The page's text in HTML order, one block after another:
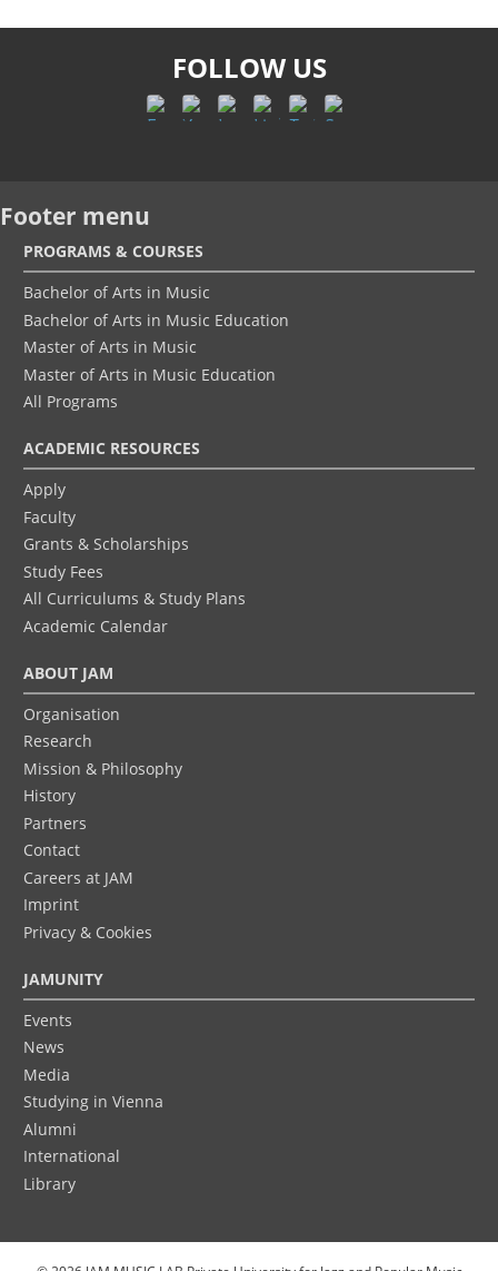
FOLLOW US
Footer menu
PROGRAMS & COURSES
Bachelor of Arts in Music
Bachelor of Arts in Music Education
Master of Arts in Music
Master of Arts in Music Education
All Programs
ACADEMIC RESOURCES
Apply
Faculty
Grants & Scholarships
Study Fees
All Curriculums & Study Plans
Academic Calendar
ABOUT JAM
Organisation
Research
Mission & Philosophy
History
Partners
Contact
Careers at JAM
Imprint
Privacy & Cookies
JAMUNITY
Events
News
Media
Studying in Vienna
Alumni
International
Library